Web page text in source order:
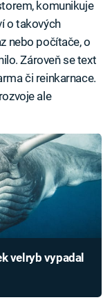
komunikuje
o takových
nebo počítače, o
Zároveň se text
či reinkarnace.
ale
velryb vypadal